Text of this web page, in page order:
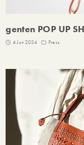
genten POP UP
4 Jun 2024 Press